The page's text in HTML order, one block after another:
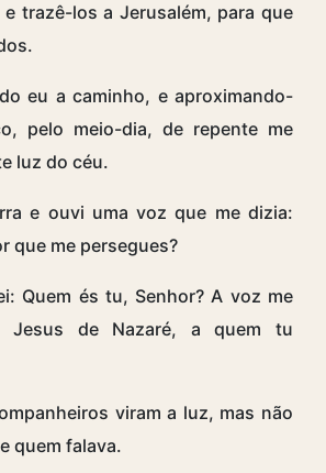
e trazê-los a Jerusalém, para que
eu a caminho, e aproximando-
pelo meio-dia, de repente me
luz do céu.
e ouvi uma voz que me dizia:
que me persegues?
Quem és tu, Senhor? A voz me
Jesus de Nazaré, a quem tu
viram a luz, mas não
quem falava.